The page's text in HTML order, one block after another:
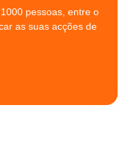
pessoas, entre o
as suas acções de